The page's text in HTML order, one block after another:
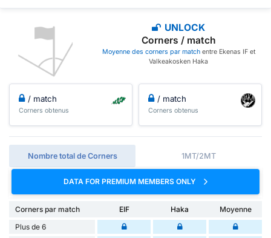
UNLOCK
Corners / match
Moyenne des corners par matchentre Ekenas IF et
Valkeakosken Haka
/ match
Corners obtenus
/ match
Corners obtenus
Nombre total de Corners 1MT/2MT
DATA FOR PREMIUM MEMBERS ONLY
Corners par match EIF Haka
Moyenne
Plus de 6